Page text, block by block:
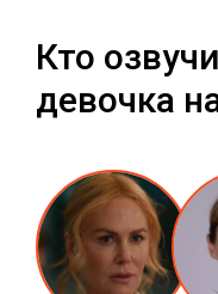
Кто
девочка